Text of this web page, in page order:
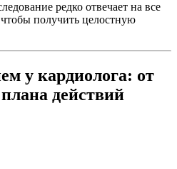
редко отвечает на все
получить целостную
у кардиолога: от
действий